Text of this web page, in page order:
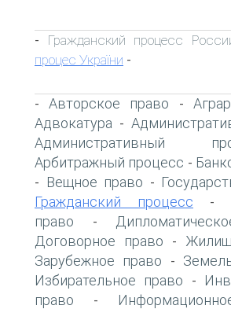
- Гражданский процесс
процес України -
-Авторское право -
Адвокатура -
Административный
Арбитражный процесс -
- Вещное право -
Гражданский процесс -
право -
Договорное право -
Зарубежное право -
Избирательное право -
право -